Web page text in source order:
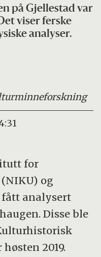
på Gjellestad var
viser ferske
analyser.
for
og
fått analysert
Disse ble
2019.